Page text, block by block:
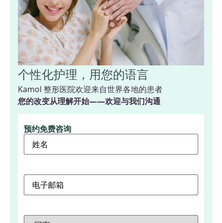
个性化护理，用您的语言
Kamol 整形医院欢迎来自世界各地的患者
您的改变从理解开始——欢迎与我们沟通
预约免费咨询